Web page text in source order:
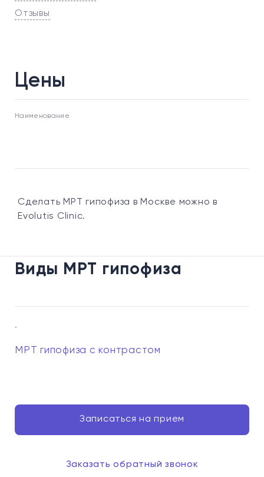
Отзывы
Цены
Наименование
Сделать МРТ гипофиза в Москве можно в
Evolutis Clinic.
Виды МРТ гипофиза
.
МРТ гипофиза с контрастом
Записаться на прием
Заказать обратный звонок